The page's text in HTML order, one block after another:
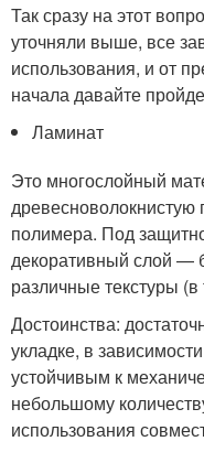
Так сразу на этот
уточняли выше, все
использования, и от
начала давайте
Ламинат
Это многослойный
полимера. Под
декоративный слой —
различные текстуры
Достоинства:
укладке, в
устойчивым к
небольшому
использования